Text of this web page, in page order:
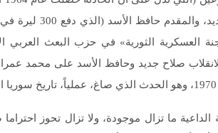
البعث العسكري) والتي تضم
العسكرية الثورية» في حزب البعث العربي
كان الطريق المؤدي لانقلاب صلاح جديد وحافظ الأسد على
ما تزال موجودة، ولا تزال تحوز احتراما